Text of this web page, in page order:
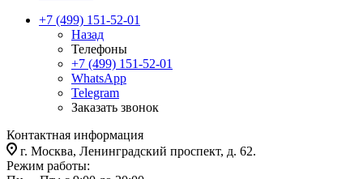
+7 (499) 151-52-01
Назад
Телефоны
+7 (499) 151-52-01
WhatsApp
Telegram
Заказать звонок
Контактная информация
г. Москва, Ленинградский проспект, д. 62.
Режим работы: